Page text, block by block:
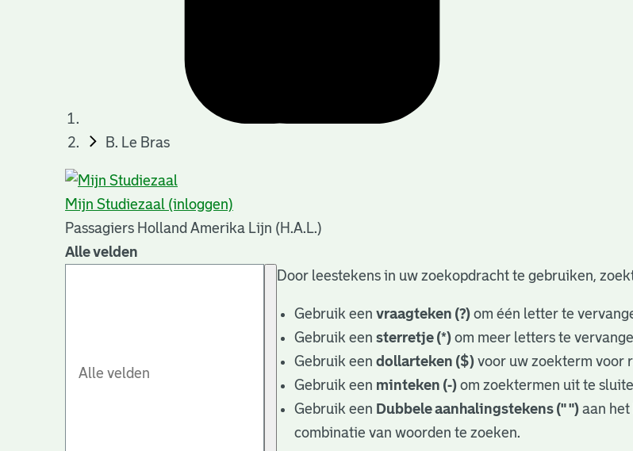
B. Le Bras
Mijn Studiezaal (inloggen)
Passagiers Holland Amerika Lijn (H.A.L.)
Alle velden
Door leestekens in uw zoekopdracht te gebruiken,
Gebruik eenvraagteken (?) om één letter te
Gebruik eensterretje (*) om meer letters te
Gebruik eendollarteken ($) voor uw zoekterm voor
Gebruik een minteken (-) om zoektermen uit te
Gebruik een Dubbele aanhalingstekens (" ") aan
combinatie van woorden te zoeken.